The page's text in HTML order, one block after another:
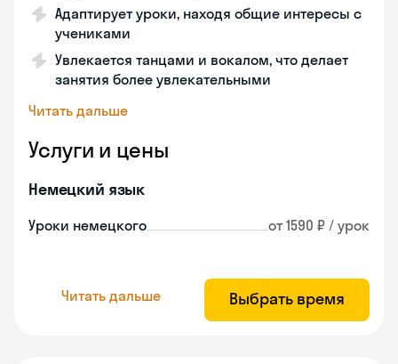
Адаптирует уроки, находя общие интересы с
учениками
Увлекается танцами и вокалом, что делает
занятия более увлекательными
Читать дальше
Услуги и цены
Немецкий язык
Уроки немецкого от 1590 ₽ / урок
Читать дальше Выбрать время